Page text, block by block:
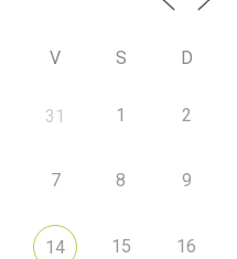
V S D
31 1 2
7 8 9
14 15 16